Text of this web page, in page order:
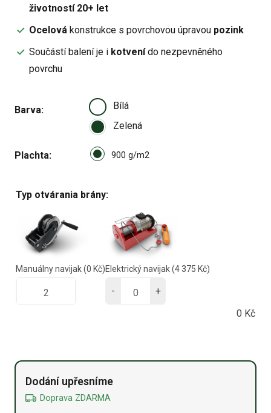
životností 20+ let
Ocelová konstrukce s povrchovou úpravou pozink
Součástí balení je i kotvenído nezpevněného
povrchu
Barva
Bílá
Zelená
Plachta Select pa_plachta
900 g/m2
Typ otvárania brány:
Manuálny navijak(0 Kč)Elektrický navijak(4 375 Kč)
-
+
0 Kč
Alternative:
Dodání upřesníme
Doprava ZDARMA